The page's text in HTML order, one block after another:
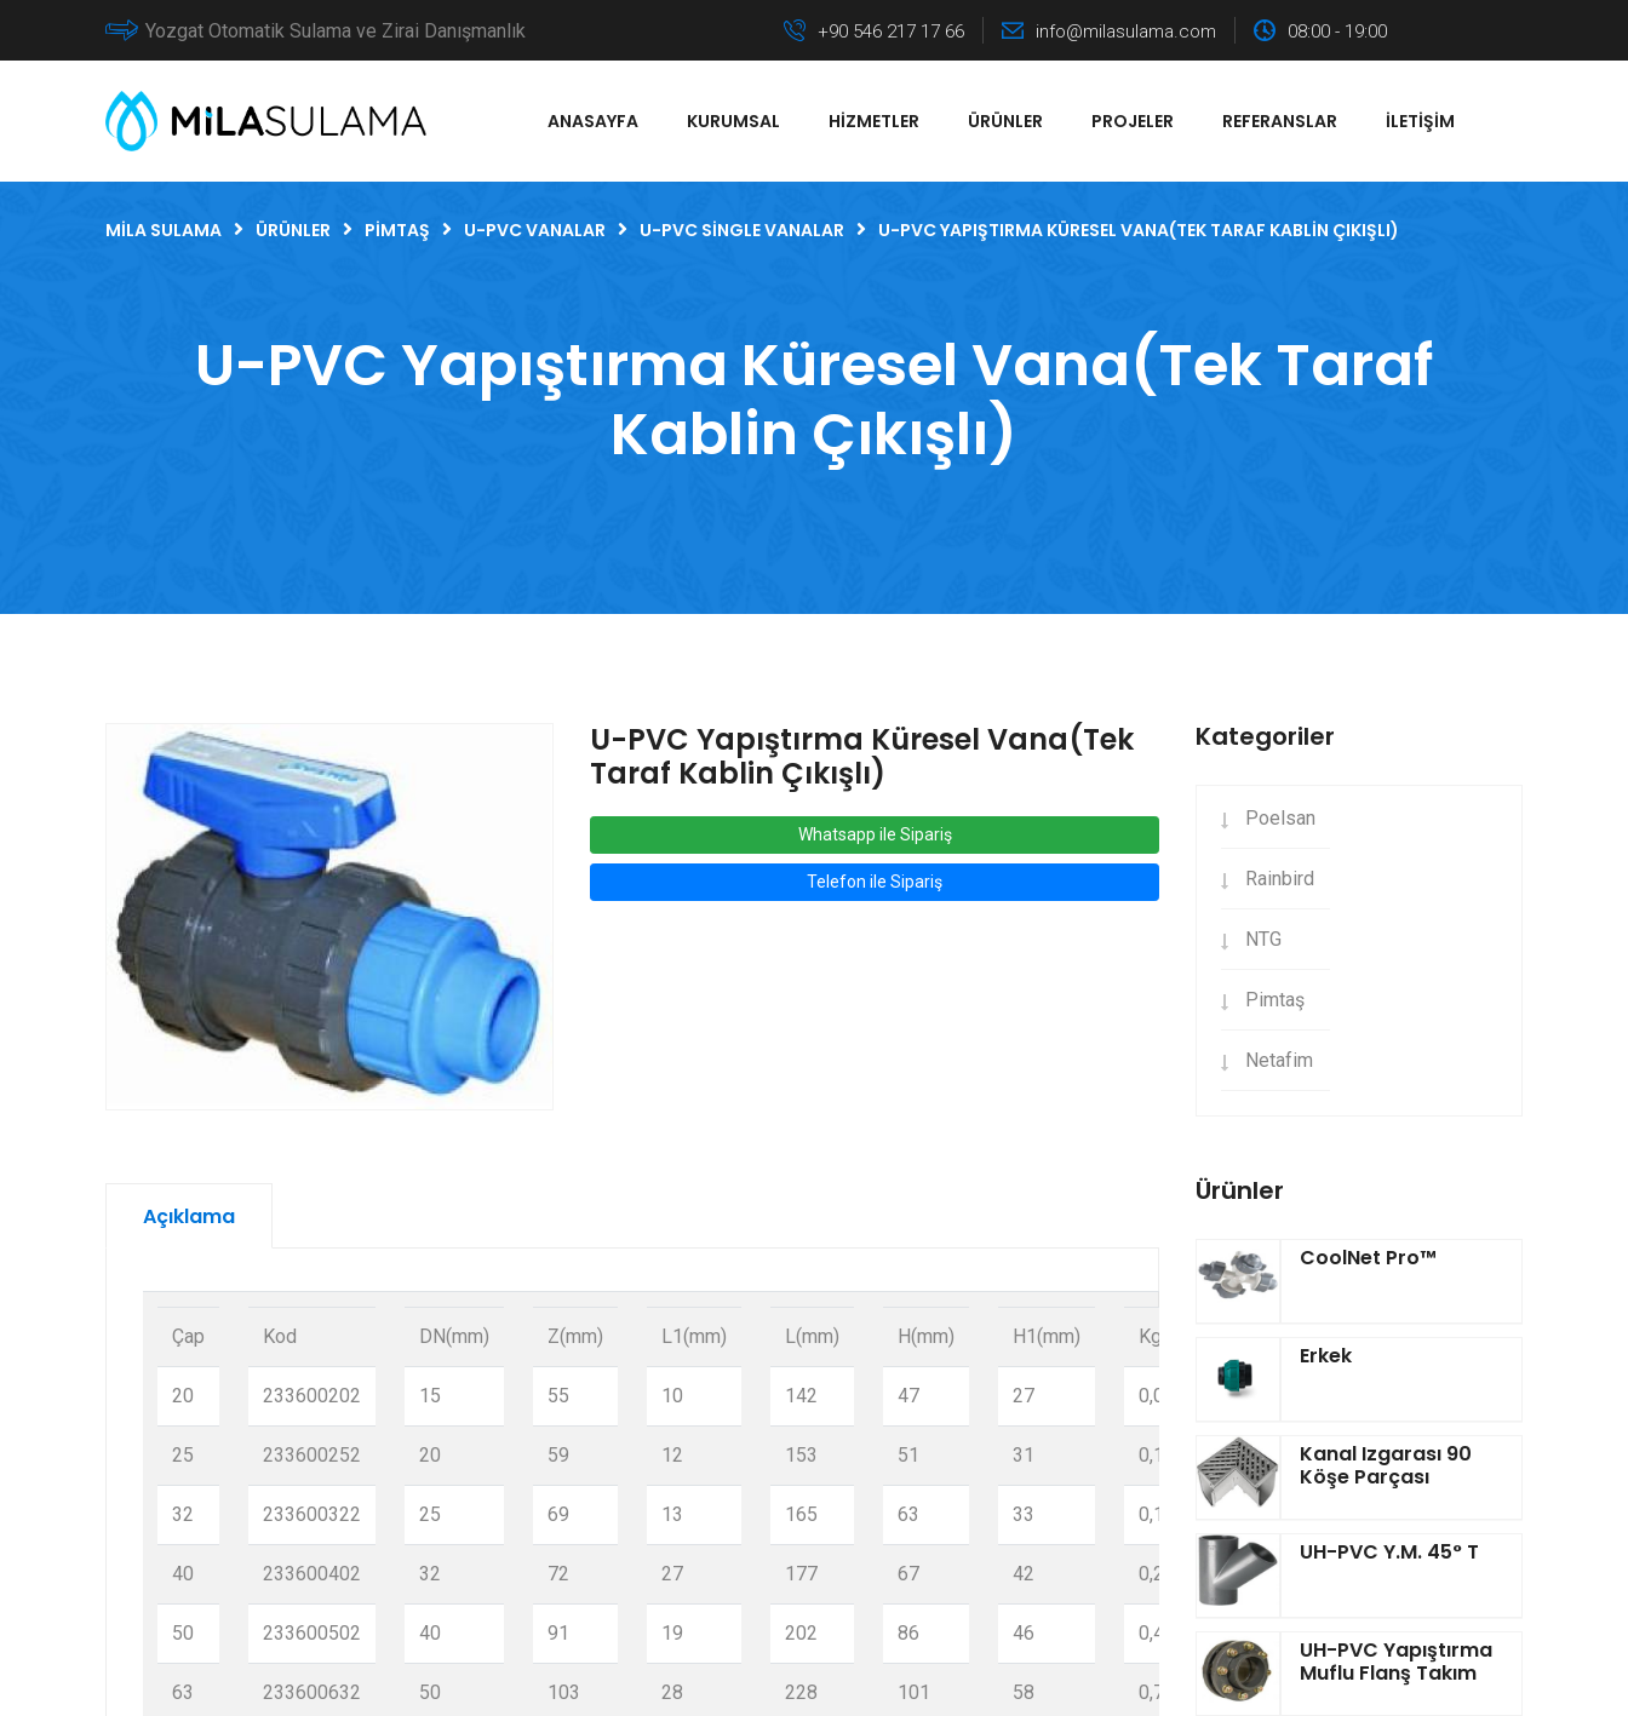
Yozgat Otomatik Sulama ve Zirai Danışmanlık +90 546 217 17 66 info@milasulama.com 08:00 - 19:00
ANASAYFA KURUMSAL HIZMETLER ÜRÜNLER PROJELER REFERANSLAR İLETIŞIM
MILA SULAMA ÜRÜNLER PIMTAŞ U-PVC VANALAR U-PVC SINGLE VANALAR U-PVC YAPIŞTIRMA KÜRESEL VANA(TEK TARAF KABLIN ÇIKIŞLI)
U-PVC Yapıştırma Küresel Vana(Tek Taraf
Kablin Çıkışlı)
U-PVC Yapıştırma Küresel Vana(Tek
Taraf Kablin Çıkışlı)
Whatsapp ile Sipariş
Telefon ile Sipariş
Açıklama
Çap
20
25
32
40
50
63
Kod
233600202
233600252
233600322
233600402
233600502
233600632
DN(mm)
15
20
25
32
40
50
Z(mm)
55
59
69
72
91
103
L1(mm)
10
12
13
27
19
28
L(mm)
142
153
165
177
202
228
H(mm)
47
51
63
67
86
101
H1(mm)
27
31
33
42
46
58
Kg/Adet
0,087
0,119
0,166
0,253
0,430
0,755
Adet
56
20
10
10
Kategoriler
Poelsan
Rainbird
NTG
Pimtaş
Netafim
Ürünler
CoolNet Pro™‎
Erkek
Kanal Izgarası 90
Köşe Parçası
UH-PVC Y.M. 45° T
UH-PVC Yapıştırma
Muflu Flanş Takım